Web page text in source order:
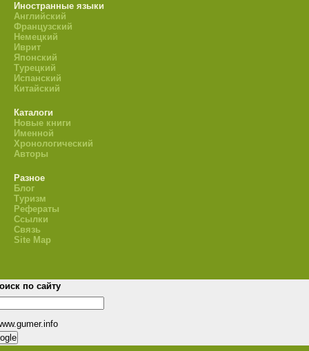
Иностранные языки
Английский
Французский
Немецкий
Иврит
Японский
Турецкий
Испанский
Китайский
Каталоги
Новые книги
Именной
Хронологический
Авторы
Разное
Блог
Туризм
Рефераты
Ссылки
Связь
Site Map
по сайту